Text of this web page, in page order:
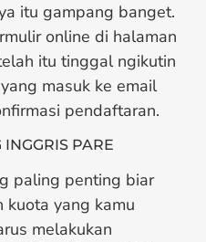
itu gampang banget.
online di halaman
itu tinggal ngikutin
masuk ke email
pendaftaran.
PARE
paling penting biar
kuota yang kamu
melakukan